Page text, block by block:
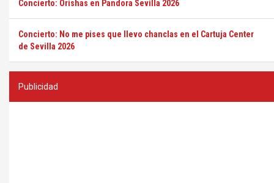
Concierto: Orishas en Pandora Sevilla 2026
Concierto: No me pises que llevo chanclas en el Cartuja Center
de Sevilla 2026
Publicidad